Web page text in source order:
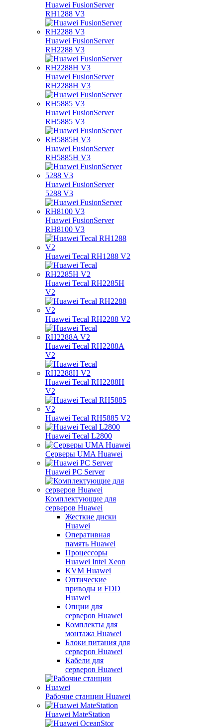
Huawei FusionServer
RH1288 V3
Huawei FusionServer
RH2288 V3
Huawei FusionServer
RH2288H V3
Huawei FusionServer
RH5885 V3
Huawei FusionServer
RH5885H V3
Huawei FusionServer
5288 V3
Huawei FusionServer
RH8100 V3
Huawei Tecal RH1288 V2
Huawei Tecal RH2285H
V2
Huawei Tecal RH2288 V2
Huawei Tecal RH2288A
V2
Huawei Tecal RH2288H
V2
Huawei Tecal RH5885 V2
Huawei Tecal L2800
Серверы UMA Huawei
Huawei PC Server
Комплектующие для
серверов Huawei
Жесткие диски
Huawei
Оперативная
память Huawei
Процессоры
Huawei Intel Xeon
KVM Huawei
Оптические
приводы и FDD
Huawei
Опции для
серверов Huawei
Комплекты для
монтажа Huawei
Блоки питания для
серверов Huawei
Кабели для
серверов Huawei
Рабочие станции Huawei
Huawei MateStation